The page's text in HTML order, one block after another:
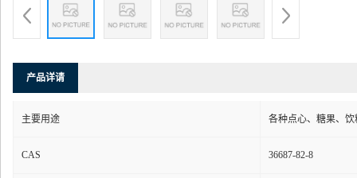
产品详请
主要用途 各种点心、糖果、
CAS 36687-82-8